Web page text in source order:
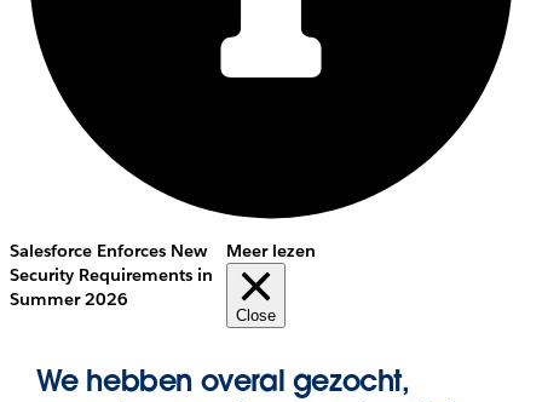
Salesforce Enforces New
Security Requirements in
Summer 2026
Meer lezen
Close
We hebben overal gezocht,